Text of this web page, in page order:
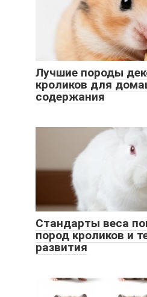
Лучшие породы
кроликов для
содержания
Стандарты веса
пород кроликов и
развития